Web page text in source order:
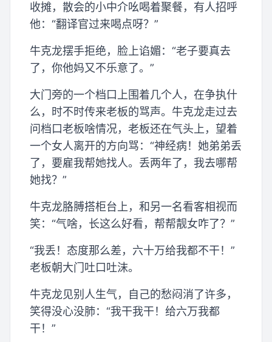
收摊，散会的小中介吆喝着聚餐，有人招呼
他：“翻译官过来喝点呀？”
牛克龙摆手拒绝，脸上谄媚：“老子要真去
了，你他妈又不乐意了。”
大门旁的一个档口上围着几个人，在争执什
么，时不时传来老板的骂声。牛克龙走过去
问档口老板啥情况，老板还在气头上，望着
一个女人离开的方向骂：“神经病！她弟弟丢
了，要雇我帮她找人。丢两年了，我去哪帮
她找？”
牛克龙胳膊搭柜台上，和另一名看客相视而
笑：“气啥，长这么好看，帮帮靓女咋了？”
“我丢！态度那么差，六十万给我都不干！”
老板朝大门吐口吐沫。
牛克龙见别人生气，自己的愁闷消了许多，
笑得没心没肺：“我干我干！给六万我都
干！”